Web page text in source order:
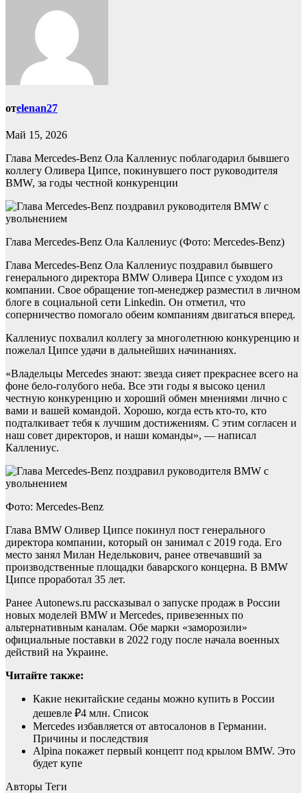
отelenan27
Май 15, 2026
Глава Mercedes-Benz Ола Каллениус поблагодарил бывшего
коллегу Оливера Ципсе, покинувшего пост руководителя
BMW, за годы честной конкуренции
Глава Mercedes-Benz Ола Каллениус (Фото: Mercedes-Benz)
Глава Mercedes-Benz Ола Каллениус поздравил бывшего
генерального директора BMW Оливера Ципсе с уходом из
компании. Свое обращение топ-менеджер разместил в личном
блоге в социальной сети Linkedin. Он отметил, что
соперничество помогало обеим компаниям двигаться вперед.
Каллениус похвалил коллегу за многолетнюю конкуренцию и
пожелал Ципсе удачи в дальнейших начинаниях.
«Владельцы Mercedes знают: звезда сияет прекраснее всего на
фоне бело-голубого неба. Все эти годы я высоко ценил
честную конкуренцию и хороший обмен мнениями лично с
вами и вашей командой. Хорошо, когда есть кто-то, кто
подталкивает тебя к лучшим достижениям. С этим согласен и
наш совет директоров, и наши команды», — написал
Каллениус.
Фото: Mercedes-Benz
Глава BMW Оливер Ципсе покинул пост генерального
директора компании, который он занимал с 2019 года. Его
место занял Милан Неделькович, ранее отвечавший за
производственные площадки баварского концерна. В BMW
Ципсе проработал 35 лет.
Ранее Autonews.ru рассказывал о запуске продаж в России
новых моделей BMW и Mercedes, привезенных по
альтернативным каналам. Обе марки «заморозили»
официальные поставки в 2022 году после начала военных
действий на Украине.
Читайте также:
Какие некитайские седаны можно купить в России
дешевле ₽4 млн. Список
Mercedes избавляется от автосалонов в Германии.
Причины и последствия
Alpina покажет первый концепт под крылом BMW. Это
будет купе
Авторы Теги